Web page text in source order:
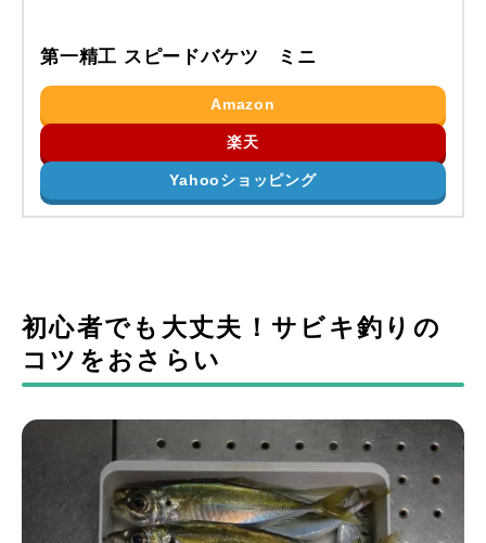
第一精工 スピードバケツ ミニ
Amazon
楽天
Yahooショッピング
初心者でも大丈夫！サビキ釣りの
コツをおさらい